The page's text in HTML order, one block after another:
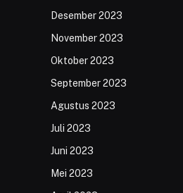
Desember 2023
November 2023
Oktober 2023
September 2023
Agustus 2023
Juli 2023
Juni 2023
Mei 2023